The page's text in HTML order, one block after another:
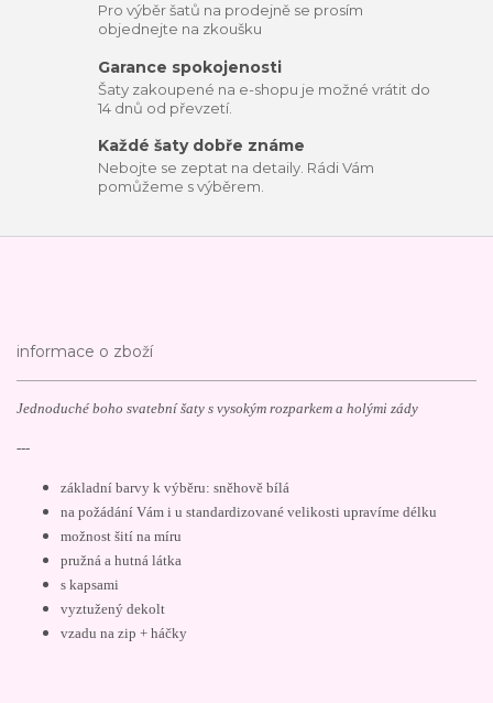
Pro výběr šatů na prodejně se prosím
objednejte na zkoušku
Garance spokojenosti
Šaty zakoupené na e-shopu je možné vrátit do
14 dnů od převzetí.
Každé šaty dobře známe
Nebojte se zeptat na detaily. Rádi Vám
pomůžeme s výběrem.
informace o zboží
Jednoduché boho svatební šaty s vysokým rozparkem a holými zády
---
základní barvy k výběru: sněhově bílá
na požádání Vám i u standardizované velikosti upravíme délku
možnost šití na míru
pružná a hutná látka
s kapsami
vyztužený dekolt
vzadu na zip + háčky